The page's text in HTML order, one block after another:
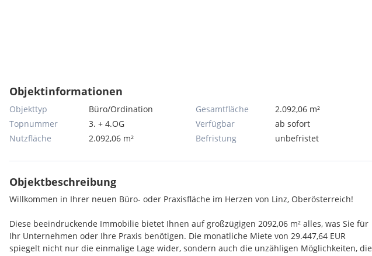
Objektinformationen
Objekttyp
Büro/Ordination
Topnummer
3. + 4.OG
Nutzfläche
2.092,06 m²
Gesamtfläche
2.092,06 m²
Verfügbar
ab sofort
Befristung
unbefristet
Objektbeschreibung
Willkommen in Ihrer neuen Büro- oder Praxisfläche im Herzen von Linz, Oberösterreich!
Diese beeindruckende Immobilie bietet Ihnen auf großzügigen 2092,06 m² alles, was Sie für
Ihr Unternehmen oder Ihre Praxis benötigen. Die monatliche Miete von 29.447,64 EUR
spiegelt nicht nur die einmalige Lage wider, sondern auch die unzähligen Möglichkeiten, die